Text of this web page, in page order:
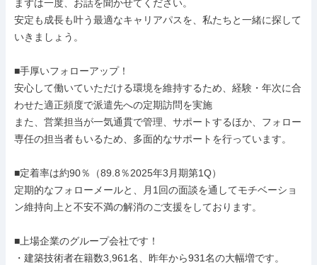
まずは一度、お話を聞かせてください。
安定も成長も叶う最適なキャリアパスを、私たちと一緒に探して
いきましょう。
■手厚いフォローアップ！
安心して働いていただける環境を維持するため、経験・年次に合
わせた適正頻度で派遣先への定期訪問を実施
また、営業担当が一気通貫で管理、サポートするほか、フォロー
専任の担当者もいるため、多面的なサポートを行っています。
■定着率は約90％（89.8％2025年3月期第1Q）
定期的なフォローメールと、月1回の面談を通してモチベーショ
ン維持向上と不安不満の解消のご支援をしております。
■上場企業のグループ会社です！
・建築技術者在籍数3,961名、昨年から931名の大幅増です。